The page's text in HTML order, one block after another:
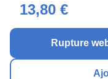
13,80 €
Rupture